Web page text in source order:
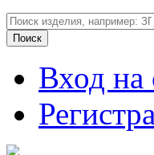
Вход на